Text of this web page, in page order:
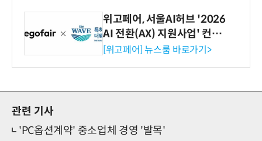
위고페어, 서울AI허브 '2026
AI 전환(AX) 지원사업' 컨소
시엄 선정
[위고페어] 뉴스룸 바로가기>
관련 기사
'PC옵션계약' 중소업체 경영 '발목'